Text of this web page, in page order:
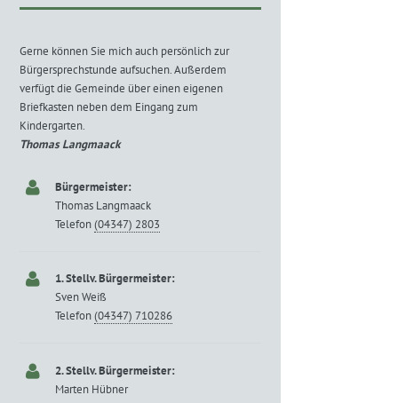
Gerne können Sie mich auch persönlich zur
Bürgersprechstunde aufsuchen. Außerdem
verfügt die Gemeinde über einen eigenen
Briefkasten neben dem Eingang zum
Kindergarten.
Thomas Langmaack
Bürgermeister:
Thomas Langmaack
Telefon(04347) 2803
1. Stellv. Bürgermeister:
Sven Weiß
Telefon(04347) 710286
2. Stellv. Bürgermeister:
Marten Hübner